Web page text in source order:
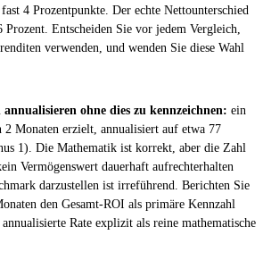
4 Prozentpunkte. Der echte Nettounterschied
Prozent. Entscheiden Sie vor jedem Vergleich,
verwenden, und wenden Sie diese Wahl
ohne dies zu kennzeichnen: ein
2 Monaten erzielt, annualisiert auf etwa 77
1). Die Mathematik ist korrekt, aber die Zahl
Vermögenswert dauerhaft aufrechterhalten
darzustellen ist irreführend. Berichten Sie
den Gesamt-ROI als primäre Kennzahl
Rate explizit als reine mathematische